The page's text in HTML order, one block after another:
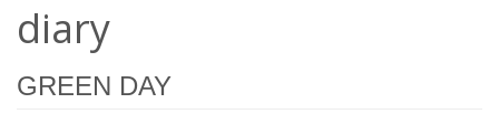
diary
GREEN DAY